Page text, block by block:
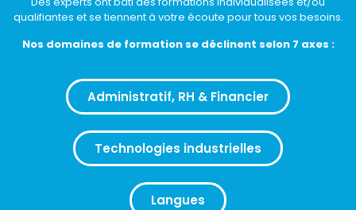
qualifiantes et se tiennent à votre écoute pour tous vos besoins.
Nos domaines de formation se déclinent selon 7 axes :
Administratif, RH & Financier
Technologies industrielles
Langues